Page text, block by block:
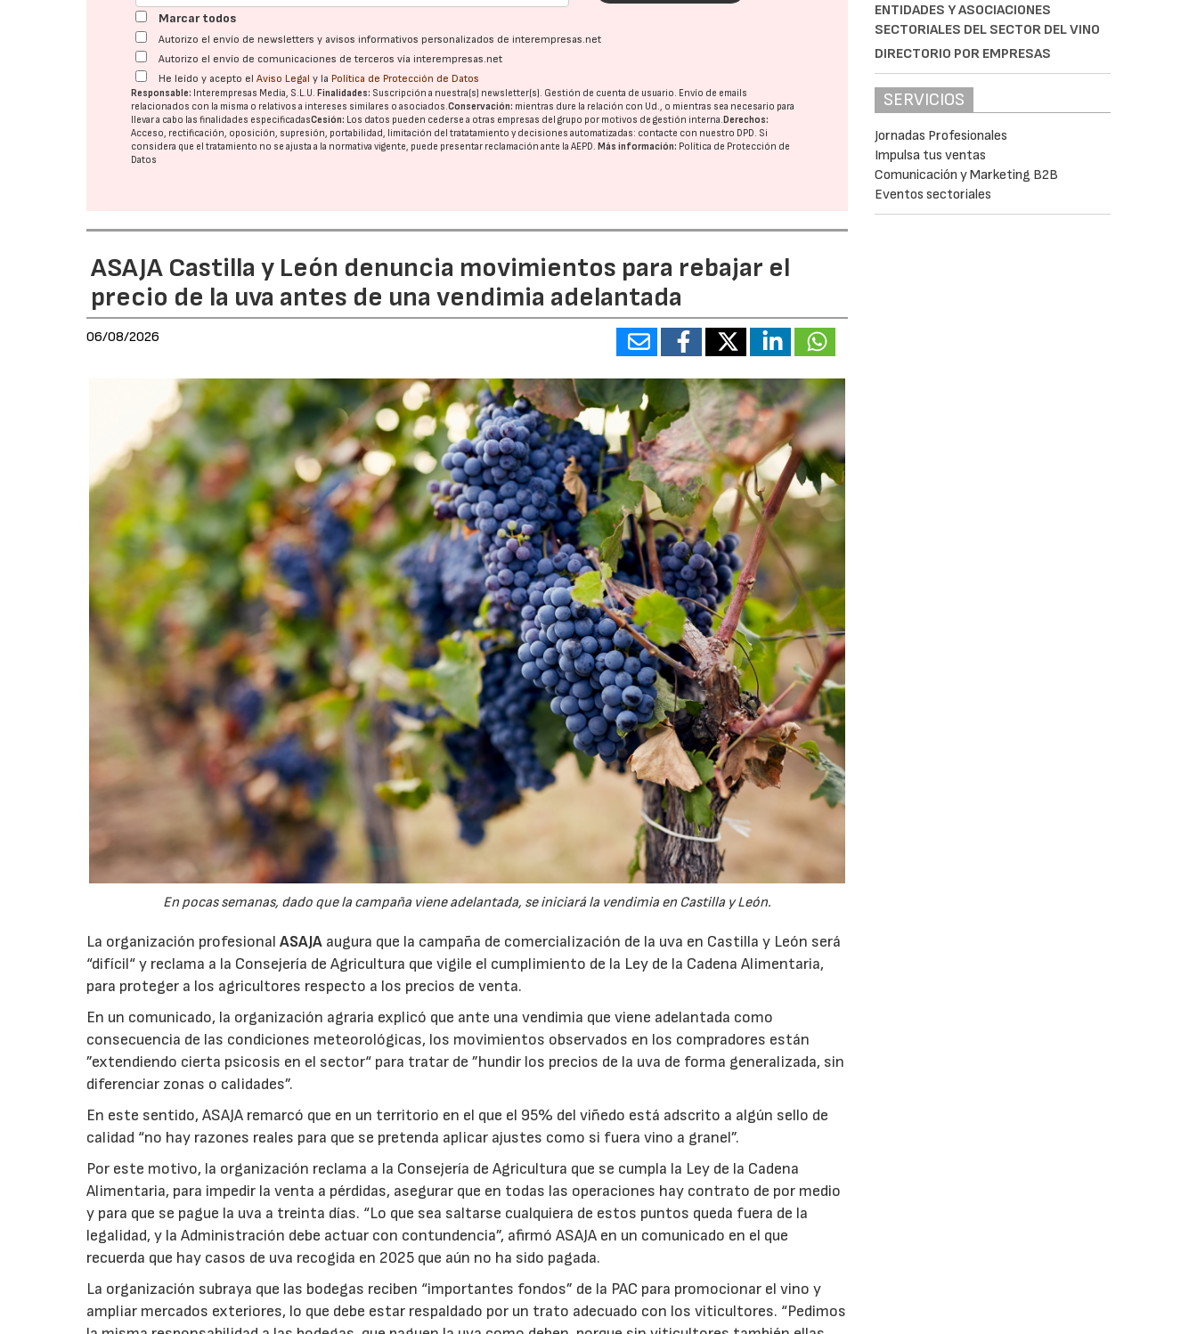
Marcar todos
Autorizo el envío de newsletters y avisos informativos personalizados de interempresas.net
Autorizo el envío de comunicaciones de terceros vía interempresas.net
He leído y acepto elAviso Legal y la Política de Protección de Datos
Responsable: Interempresas Media, S.L.U. Finalidades: Suscripción a nuestra(s) newsletter(s). Gestión de cuenta de usuario. Envío de emails
relacionados con la misma o relativos a intereses similares o asociados.Conservación: mientras dure la relación con Ud., o mientras sea necesario para
llevar a cabo las finalidades especificadasCesión: Los datos pueden cederse a otras empresas del grupo por motivos de gestión interna. Derechos:
Acceso, rectificación, oposición, supresión, portabilidad, limitación del tratatamiento y decisiones automatizadas: contacte con nuestro DPD. Si
considera que el tratamiento no se ajusta a la normativa vigente, puede presentar reclamación ante laAEPD. Más información: Política de Protección de
Datos
ASAJA Castilla y León denuncia movimientos para rebajar el
precio de la uva antes de una vendimia adelantada
06/08/2026
En pocas semanas, dado que la campaña viene adelantada, se iniciará la vendimia en Castilla y León.
La organización profesionalASAJA augura que la campaña de comercialización de la uva en Castilla y León será
“difícil“ y reclama a la Consejería de Agricultura que vigile el cumplimiento de la Ley de la Cadena Alimentaria,
para proteger a los agricultores respecto a los precios de venta.
En un comunicado, la organización agraria explicó que ante una vendimia que viene adelantada como
consecuencia de las condiciones meteorológicas, los movimientos observados en los compradores están
”extendiendo cierta psicosis en el sector“ para tratar de ”hundir los precios de la uva de forma generalizada, sin
diferenciar zonas o calidades”.
En este sentido, ASAJA remarcó que en un territorio en el que el 95% del viñedo está adscrito a algún sello de
calidad “no hay razones reales para que se pretenda aplicar ajustes como si fuera vino a granel”.
Por este motivo, la organización reclama a la Consejería de Agricultura que se cumpla la Ley de la Cadena
Alimentaria, para impedir la venta a pérdidas, asegurar que en todas las operaciones hay contrato de por medio
y para que se pague la uva a treinta días. “Lo que sea saltarse cualquiera de estos puntos queda fuera de la
legalidad, y la Administración debe actuar con contundencia”, afirmó ASAJA en un comunicado en el que
recuerda que hay casos de uva recogida en 2025 que aún no ha sido pagada.
La organización subraya que las bodegas reciben “importantes fondos” de la PAC para promocionar el vino y
ampliar mercados exteriores, lo que debe estar respaldado por un trato adecuado con los viticultores. “Pedimos
ENTIDADES Y ASOCIACIONES
SECTORIALES DEL SECTOR DEL VINO
DIRECTORIO POR EMPRESAS
SERVICIOS
Jornadas Profesionales
Impulsa tus ventas
Comunicación y Marketing B2B
Eventos sectoriales